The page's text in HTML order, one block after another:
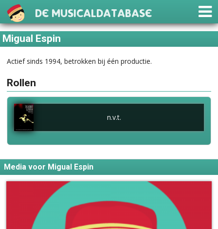
De Musicaldatabase
Migual Espin
Actief sinds 1994, betrokken bij één productie.
Rollen
n.v.t.
Media voor Migual Espin